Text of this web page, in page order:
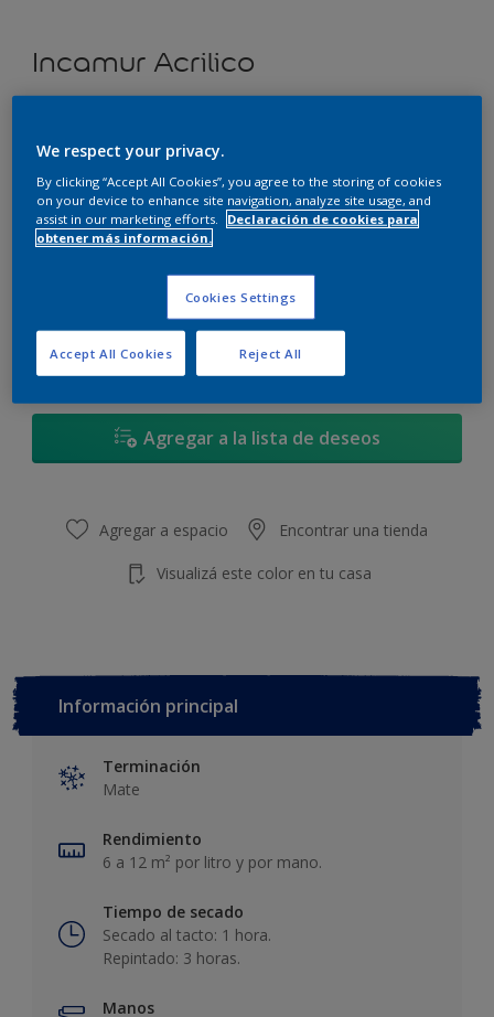
Incamur Acrilico
Tamaño
Calculadora de pintura
Calcular
Agregar a la lista de deseos
Agregar a espacio Encontrar una tienda
Visualizá este color en tu casa
Información principal
Terminación
Mate
Rendimiento
6 a 12 m² por litro y por mano.
Tiempo de secado
Secado al tacto: 1 hora.
Repintado: 3 horas.
Manos
We respect your privacy.
By clicking “Accept All Cookies”, you agree to the storing of cookies
on your device to enhance site navigation, analyze site usage, and
assist in our marketing efforts.
Declaración de cookies para
obtener más información.
Cookies Settings
Reject All
Accept All Cookies